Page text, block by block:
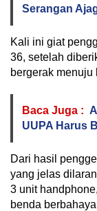
Serangan
Kali ini giat
36, setelah
bergerak menuju
Baca Juga :
UUPA Harus
Dari hasil
yang jelas
3 unit
benda